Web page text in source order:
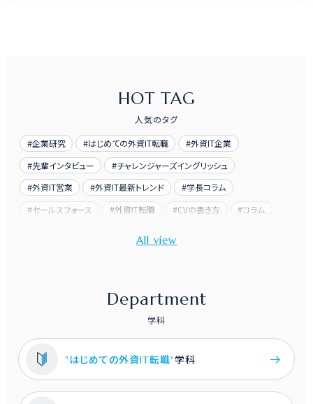
HOT TAG
人気のタグ
企業研究 はじめての外資IT転職
外資IT企業
先輩インタビュー
チャレンジャーズイングリッシュ
外資IT営業
外資IT最新トレンド
学長コラム
セールスフォース
外資IT転職 CVの書き方
コラム
Department
学科
"はじめての外資IT転職"学科